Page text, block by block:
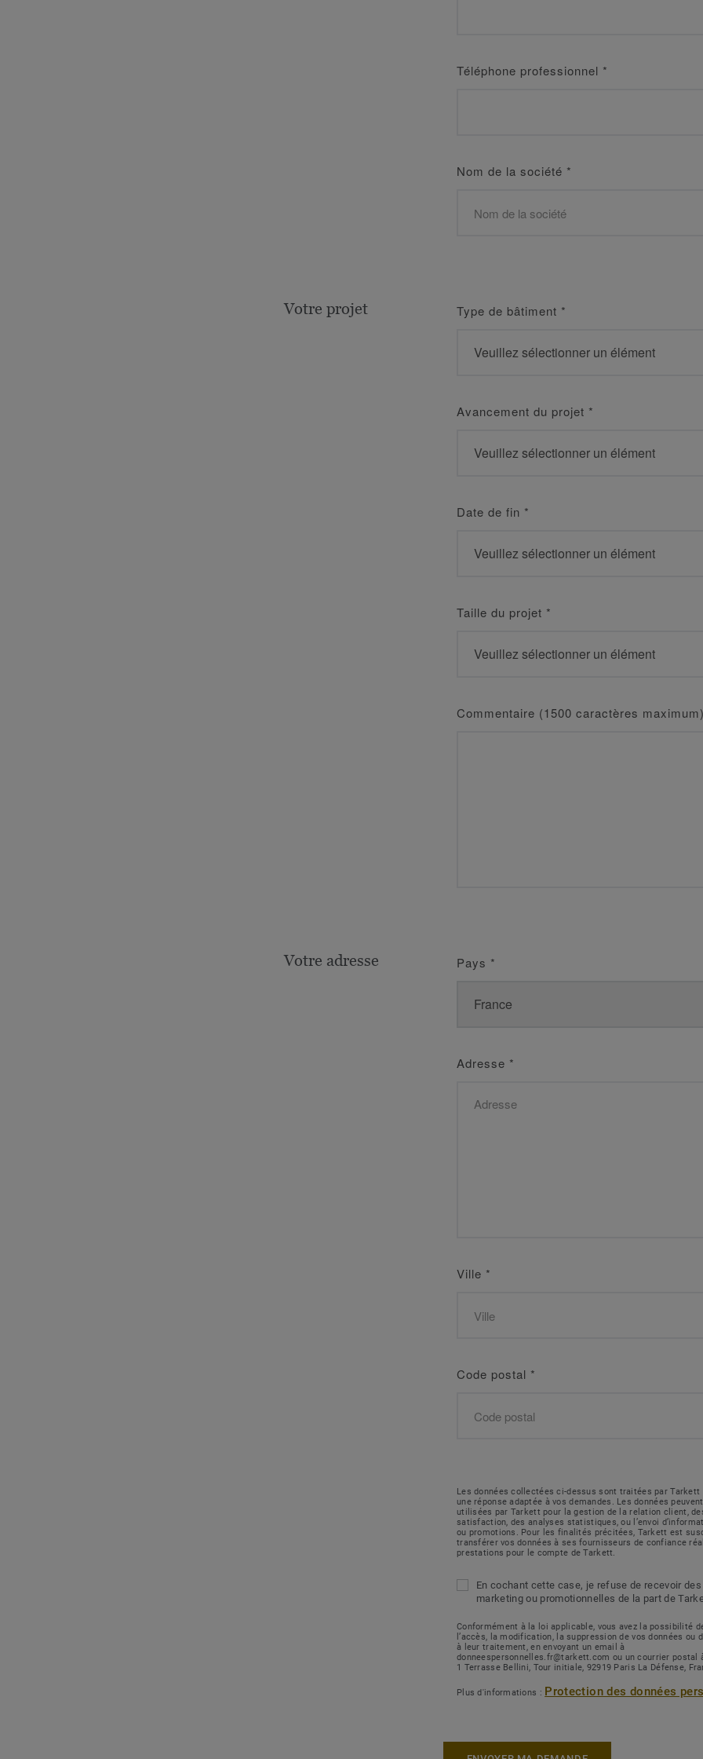
Téléphone professionnel *
Nom de la société *
Votre projet Type de bâtiment *
Avancement du projet *
Date de fin *
Taille du projet *
Commentaire (1500 caractères
Votre adresse Pays *
Adresse *
Ville *
Code postal *
Les données collectées ci-dessus sont traitées par
une réponse adaptée à vos demandes. Les données
utilisées par Tarkett pour la gestion de la relation client,
satisfaction, des analyses statistiques, ou l’envoi
ou promotions. Pour les finalités précitées, Tarkett est
transférer vos données à ses fournisseurs de confiance
prestations pour le compte de Tarkett.
En cochant cette case, je refuse de recevoir
marketing ou promotionnelles de la part de
Conformément à la loi applicable, vous avez la possibilité
l’accès, la modification, la suppression de vos données ou
à leur traitement, en envoyant un email à
donneespersonnelles.fr@tarkett.com ou un courrier postal
1 Terrasse Bellini, Tour initiale, 92919 Paris La Défense,
Plus d'informations : Protection des données